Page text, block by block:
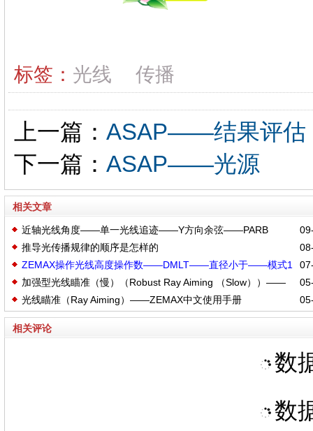
标签： 光线 传播
上一篇： ASAP——结果评估
下一篇： ASAP——光源
相关文章
近轴光线角度——单一光线追迹——Y方向余弦——PARB
推导光传播规律的顺序是怎样的
ZEMAX操作光线高度操作数——DMLT——直径小于——模式1
镜头数据编辑器通光口径
加强型光线瞄准（慢）（Robust Ray Aiming （Slow））——
ZEMAX中文使用手册
光线瞄准（Ray Aiming）——ZEMAX中文使用手册
相关评论
数
数